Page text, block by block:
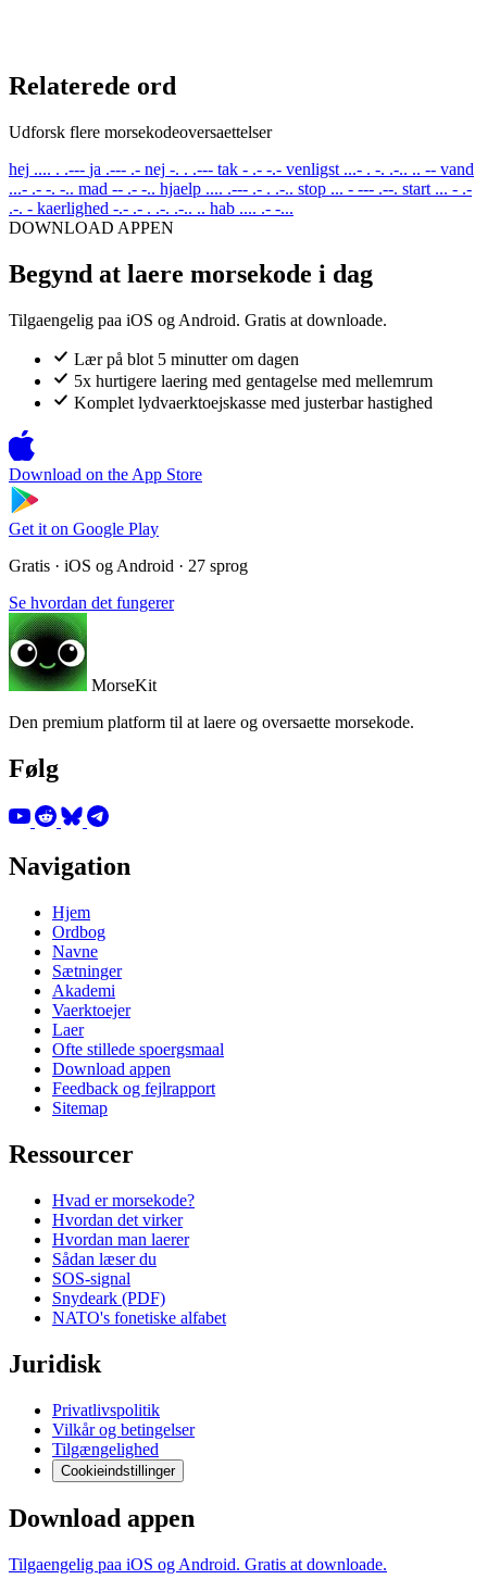
Relaterede ord
Udforsk flere morsekodeoversaettelser
hej .... . .--- ja .--- .- nej -. . .--- tak - .- -.- venligst ...- . -. .-.. .. -- vand
...- .- -. -.. mad -- .- -.. hjaelp .... .--- .- . .-.. stop ... - --- .--. start ... - .-
.-. - kaerlighed -.- .- . .-. .-.. .. hab .... .- -...
DOWNLOAD APPEN
Begynd at laere morsekode i dag
Tilgaengelig paa iOS og Android. Gratis at downloade.
Lær på blot 5 minutter om dagen
5x hurtigere laering med gentagelse med mellemrum
Komplet lydvaerktoejskasse med justerbar hastighed
Download on the App Store
Get it on Google Play
Gratis · iOS og Android · 27 sprog
Se hvordan det fungerer
MorseKit
Den premium platform til at laere og oversaette morsekode.
Følg
Navigation
Hjem
Ordbog
Navne
Sætninger
Akademi
Vaerktoejer
Laer
Ofte stillede spoergsmaal
Download appen
Feedback og fejlrapport
Sitemap
Ressourcer
Hvad er morsekode?
Hvordan det virker
Hvordan man laerer
Sådan læser du
SOS-signal
Snydeark (PDF)
NATO's fonetiske alfabet
Juridisk
Privatlivspolitik
Vilkår og betingelser
Tilgængelighed
Cookieindstillinger
Download appen
Tilgaengelig paa iOS og Android. Gratis at downloade.